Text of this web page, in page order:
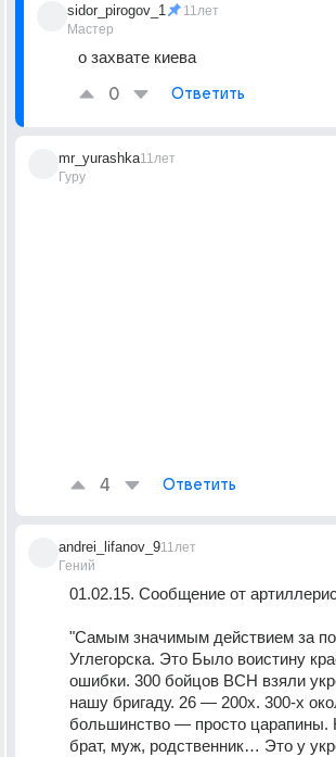
sidor_pirogov_1
Мастер
11лет
о захвате киева
0 Ответить
mr_yurashka
Гуру
11лет
4 Ответить
andrei_lifanov_9
Гений
11лет
01.02.15. Сообщение от
"Самым значимым действием за
Углегорска. Это Было воистину
ошибки. 300 бойцов ВСН взяли
нашу бригаду. 26 — 200х. 300-х
большинство — просто царапины.
брат, муж, родственник… Это у